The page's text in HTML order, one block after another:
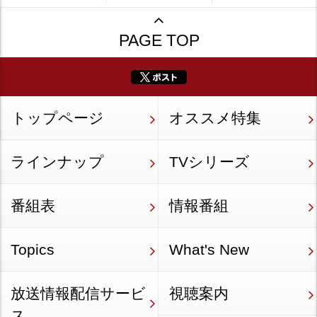
PAGE TOP
トップページ オススメ特集
ラインナップ TVシリーズ
番組表 情報番組
Topics What's New
放送情報配信サービ
視聴案内